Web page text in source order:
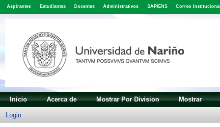
Aspirantes Estudiantes Docentes Administrativos SAPIENS Correo
Inicio Acerca de Mostrar Por Division Mostrar
Login